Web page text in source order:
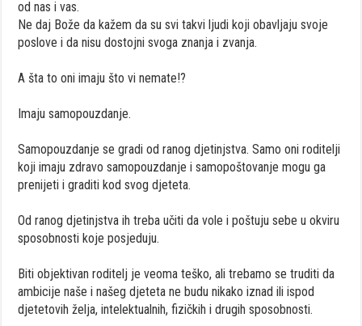
od nas i vas.
Ne daj Bože da kažem da su svi takvi ljudi koji obavljaju svoje
poslove i da nisu dostojni svoga znanja i zvanja.
A šta to oni imaju što vi nemate!?
Imaju samopouzdanje.
Samopouzdanje se gradi od ranog djetinjstva. Samo oni roditelji
koji imaju zdravo samopouzdanje i samopoštovanje mogu ga
prenijeti i graditi kod svog djeteta.
Od ranog djetinjstva ih treba učiti da vole i poštuju sebe u okviru
sposobnosti koje posjeduju.
Biti objektivan roditelj je veoma teško, ali trebamo se truditi da
ambicije naše i našeg djeteta ne budu nikako iznad ili ispod
djetetovih želja, intelektualnih, fizičkih i drugih sposobnosti.